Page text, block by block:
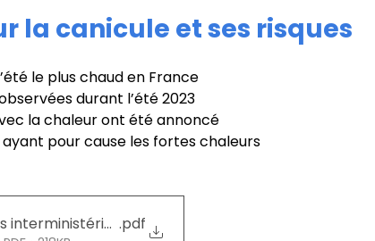
la canicule et ses risques
le plus chaud en France
durant l’été 2023
la chaleur ont été annoncé
ayant pour cause les fortes chaleurs
interministérielles - Vagues de chaleur
.pdf